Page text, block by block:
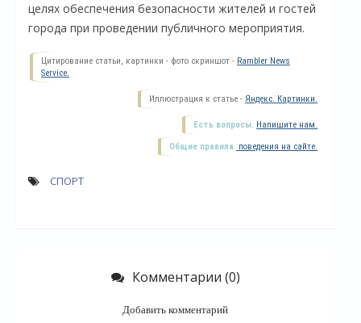
целях обеспечения безопасности жителей и гостей
города при проведении публичного мероприятия.
Цитирование статьи, картинки - фото скриншот - Rambler News
Service.
Иллюстрация к статье - Яндекс. Картинки.
Есть вопросы. Напишите нам.
Общие правила поведения на сайте.
СПОРТ
Комментарии (0)
Добавить комментарий